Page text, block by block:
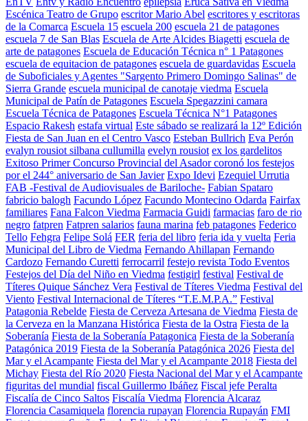
Escénica Teatro de Grupo escritor Mario Abel escritores y escritoras
de la Comarca Escuela 15 escuela 200 escuela 21 de patagones
escuela 7 de San Blas Escuela de Arte Alcides Biagetti escuela de
arte de patagones Escuela de Educación Técnica n° 1 Patagones
escuela de equitacion de patagones escuela de guardavidas Escuela
de Suboficiales y Agentes "Sargento Primero Domingo Salinas" de
Sierra Grande escuela municipal de canotaje viedma Escuela
Municipal de Patín de Patagones Escuela Spegazzini camara
Escuela Técnica de Patagones Escuela Técnica N°1 Patagones
Espacio Rakesh estafa virtual Este sábado se realizará la 12º Edición
Fiesta de San Juan en el Centro Vasco Esteban Bullrich Eva Perón
evalyn rousiot silbana cullumilla evelyn rousiot ex los gardelitos
Exitoso Primer Concurso Provincial del Asador coronó los festejos
por el 244° aniversario de San Javier Expo Idevi Ezequiel Urrutia
FAB -Festival de Audiovisuales de Bariloche- Fabian Spataro
fabricio balogh Facundo López Facundo Montecino Odarda Fairfax
familiares Fana Falcon Viedma Farmacia Guidi farmacias faro de rio
negro fatpren Fatpren salarios fauna marina feb patagones Federico
Tello Fehgra Felipe Solá FER feria del libro feria ida y vuelta Feria
Municipal del Libro de Viedma Fernando Ahillapan Fernando
Cardozo Fernando Curetti ferrocarril festejo revista Todo Eventos
Festejos del Día del Niño en Viedma festigirl festival Festival de
Títeres Quique Sánchez Vera Festival de Títeres Viedma Festival del
Viento Festival Internacional de Títeres “T.E.M.P.A.” Festival
Patagonia Rebelde Fiesta de Cerveza Artesana de Viedma Fiesta de
la Cerveza en la Manzana Histórica Fiesta de la Ostra Fiesta de la
Soberanía Fiesta de la Soberanía Patagonica Fiesta de la Soberanía
Patagónica 2019 Fiesta de la Soberanía Patagónica 2026 Fiesta del
Mar y el Acampante Fiesta del Mar y el Acampante 2018 Fiesta del
Michay Fiesta del Río 2020 Fiesta Nacional del Mar y el Acampante
figuritas del mundial fiscal Guillermo Ibáñez Fiscal jefe Peralta
Fiscalía de Cinco Saltos Fiscalía Viedma Florencia Alcaraz
Florencia Casamiquela florencia rupayan Florencia Rupayán FMI